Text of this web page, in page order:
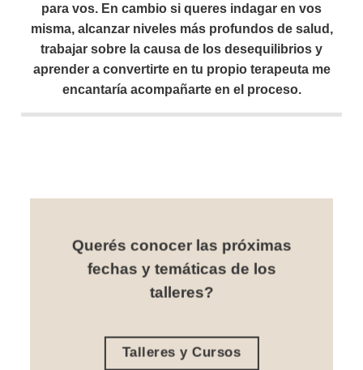
para vos. En cambio si queres indagar en vos
misma, alcanzar niveles más profundos de salud,
trabajar sobre la causa de los desequilibrios y
aprender a convertirte en tu propio terapeuta me
encantaría acompañarte en el proceso.
Querés conocer las próximas
fechas y temáticas de los
talleres?
Talleres y Cursos